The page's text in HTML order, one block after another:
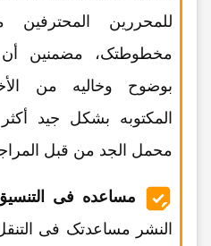
للمحررین
مخطوطتک، مضمنین
بوضوح وخالیه من
المکتوبه بشکل جید
محمل الجد من قبل
مساعده فی
النشر مساعدتک فی